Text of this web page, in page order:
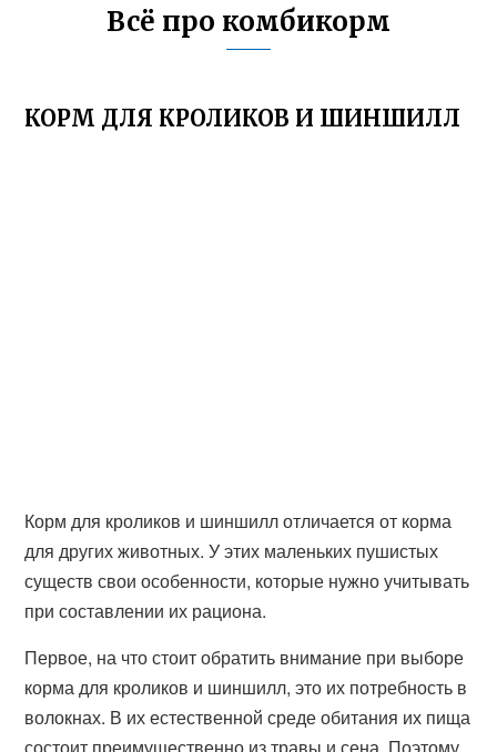
Всё про комбикорм
КОРМ ДЛЯ КРОЛИКОВ И ШИНШИЛЛ
Корм для кроликов и шиншилл отличается от корма
для других животных. У этих маленьких пушистых
существ свои особенности, которые нужно учитывать
при составлении их рациона.
Первое, на что стоит обратить внимание при выборе
корма для кроликов и шиншилл, это их потребность в
волокнах. В их естественной среде обитания их пища